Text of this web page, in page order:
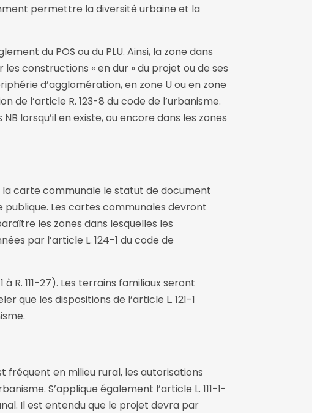
permettre la diversité urbaine et la
du POS ou du PLU. Ainsi, la zone dans
constructions « en dur » du projet ou de ses
d’agglomération, en zone U ou en zone
de l’article R. 123-8 du code de l’urbanisme.
lorsqu’il en existe, ou encore dans les zones
la carte communale le statut de document
Les cartes communales devront
les zones dans lesquelles les
par l’article L. 124-1 du code de
R. 111-27). Les terrains familiaux seront
les dispositions de l’article L. 121-1
fréquent en milieu rural, les autorisations
S’applique également l’article L. 111-1-
Il est entendu que le projet devra par